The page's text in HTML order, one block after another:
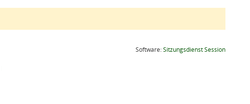
Software:SitzungsdienstSession(Wird in